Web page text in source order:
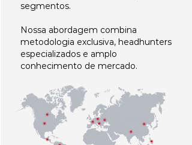
segmentos.
Nossa abordagem combina
metodologia exclusiva, headhunters
especializados e amplo
conhecimento de mercado.